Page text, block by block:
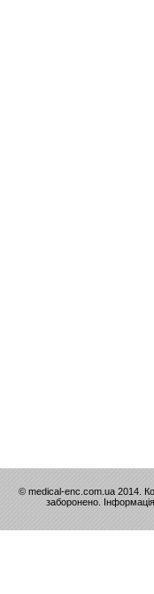
© medical-enc.com.ua 2014.
заборонено.